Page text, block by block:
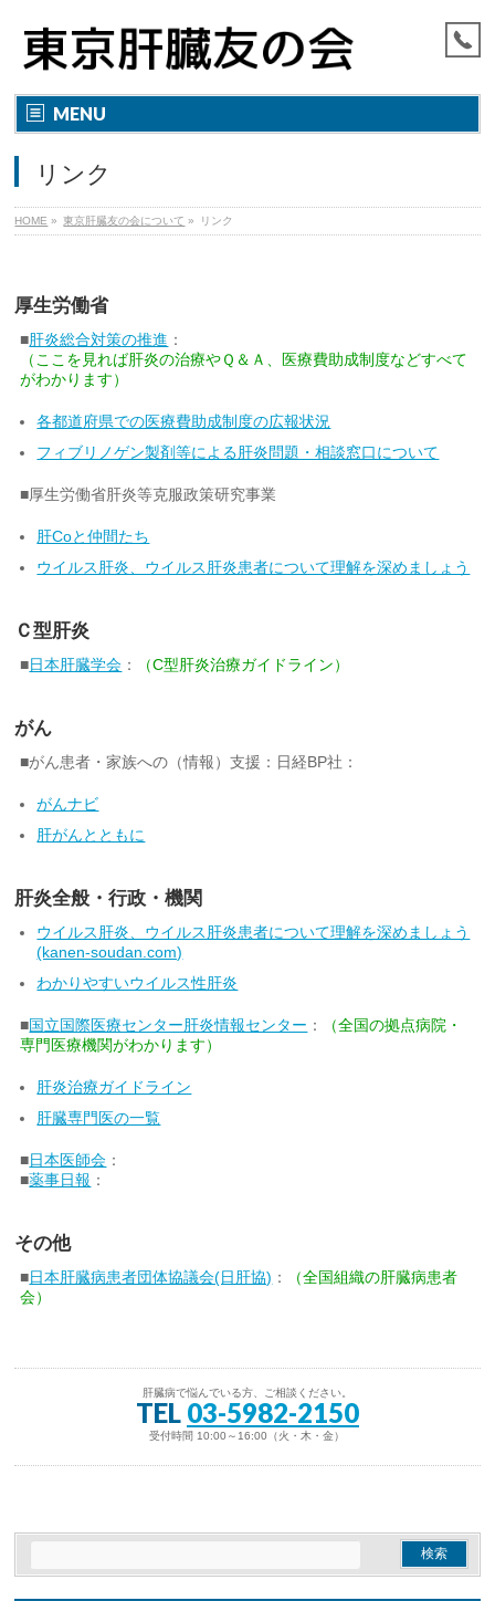
MENU
リンク
HOME » 東京肝臓友の会について » リンク
厚生労働省
■肝炎総合対策の推進 ：
（ここを見れば肝炎の治療やＱ＆Ａ、医療費助成制度などすべて
がわかります）
各都道府県での医療費助成制度の広報状況
フィブリノゲン製剤等による肝炎問題・相談窓口について
■厚生労働省肝炎等克服政策研究事業
肝Coと仲間たち
ウイルス肝炎、ウイルス肝炎患者について理解を深めましょう
Ｃ型肝炎
■日本肝臓学会 ： （C型肝炎治療ガイドライン）
がん
■がん患者・家族への（情報）支援：日経BP社：
がんナビ
肝がんとともに
肝炎全般・行政・機関
ウイルス肝炎、ウイルス肝炎患者について理解を深めましょう
(kanen-soudan.com)
わかりやすいウイルス性肝炎
■国立国際医療センター肝炎情報センター ：
（全国の拠点病院・
専門医療機関がわかります）
肝炎治療ガイドライン
肝臓専門医の一覧
■日本医師会 ：
■薬事日報 ：
その他
■日本肝臓病患者団体協議会(日肝協) ：
（全国組織の肝臓病患者
会）
肝臓病で悩んでいる方、ご相談ください。
TEL 03-5982-2150
受付時間 10:00～16:00（火・木・金）